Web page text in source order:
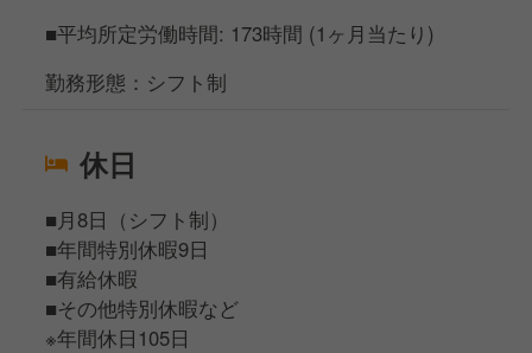
■平均所定労働時間: 173時間 (1ヶ月当たり)
勤務形態：シフト制
休日
■月8日（シフト制）
■年間特別休暇9日
■有給休暇
■その他特別休暇など
※年間休日105日